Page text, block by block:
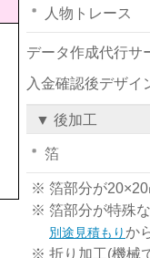
人物トレース
データ作成代行サ
入金確認後デザイ
▼ 後加工
箔
※ 箔部分が20×20
※ 箔部分が特殊
別途見積もりか
※ 折り加工(機械